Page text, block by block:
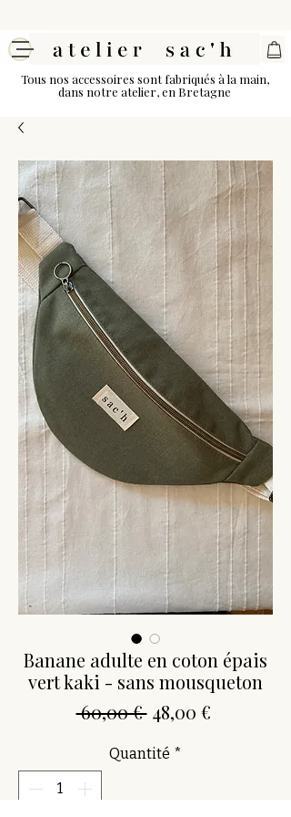
Tous nos accessoires sont fabriqués à la main,
dans notre atelier, en Bretagne
Banane adulte en coton épais
vert kaki - sans mousqueton
60,00 € Prix
48,00 €Prix
Quantité *